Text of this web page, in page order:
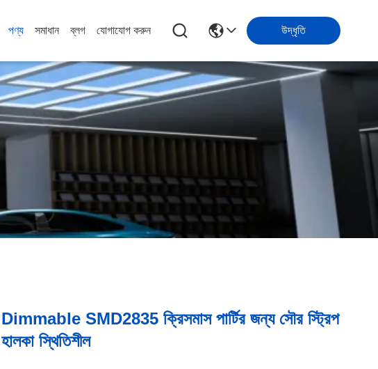
পণ্য সমাধান ব্লগ যোগাযোগ করুন উদ্ধৃতি
Dimmable SMD2835 ক্রিসমাস পার্টির জন্য সৌর স্ট্রিপ
হালকা স্থিতিশীল